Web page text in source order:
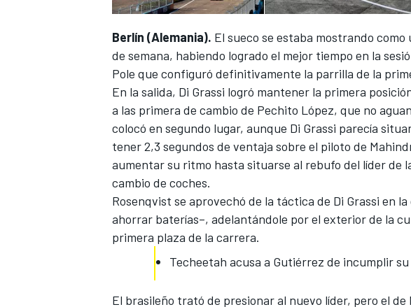
Berlín (Alemania). El sueco se estaba mostrando
de semana, habiendo logrado el mejor tiempo en la
Pole que configuró definitivamente la parrilla de la
En la salida, Di Grassi logró mantener la primera
a las primera de cambio de Pechito López, que no
colocó en segundo lugar, aunque Di Grassi parecía
tener 2,3 segundos de ventaja sobre el piloto de
aumentar su ritmo hasta situarse al rebufo del líder de
cambio de coches.
Rosenqvist se aprovechó de la táctica de Di Grassi en
ahorrar baterías–, adelantándole por el exterior de la
primera plaza de la carrera.
Techeetah acusa a Gutiérrez de incumplir
El brasileño trató de presionar al nuevo líder, pero el de